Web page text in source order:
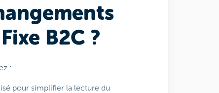
B2C ?
:
pour simplifier la lecture du